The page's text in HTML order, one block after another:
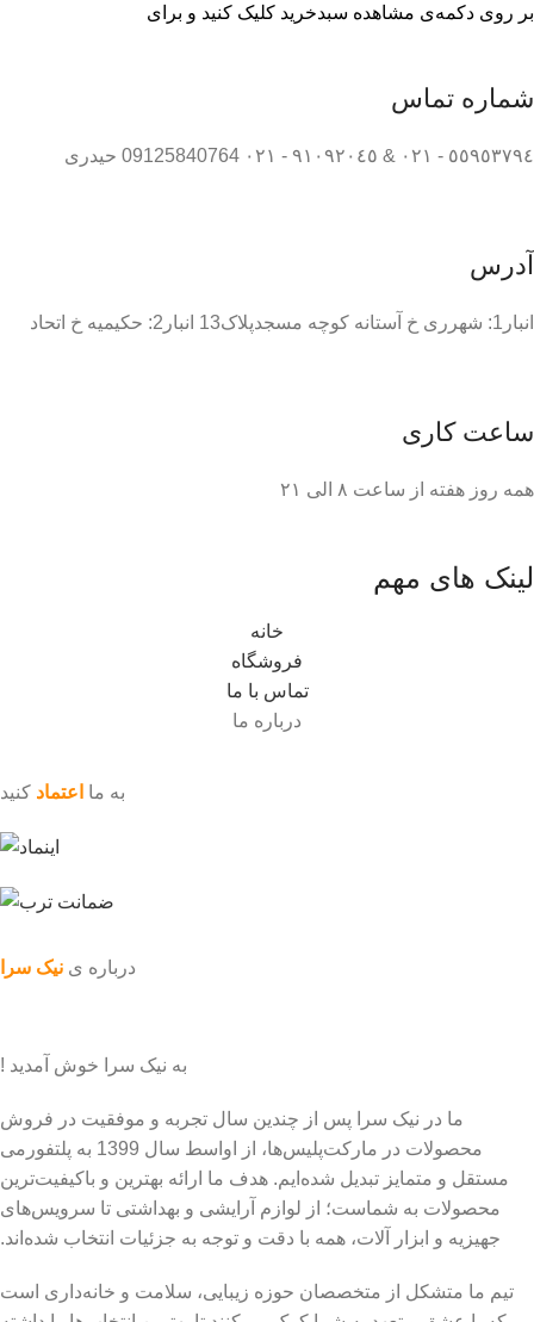
بر روی دکمه‌ی مشاهده سبدخرید کلیک کنید و برای
شماره تماس
٥٥٩٥٣٧٩٤ - ٠٢١ & ٩١٠٩٢٠٤٥ - ٠٢١ 09125840764 حیدری
آدرس
انبار1: شهرری خ آستانه کوچه مسجدپلاک13 انبار2: حکیمیه خ اتحاد
ساعت کاری
همه روز هفته از ساعت ٨ الی ۲۱
لینک های مهم
خانه
فروشگاه
تماس با ما
درباره ما
درباره ی نیک سرا
به نیک سرا خوش آمدید !
ما در نیک سرا پس از چندین سال تجربه و موفقیت در فروش
محصولات در مارکت‌پلیس‌ها، از اواسط سال 1399 به پلتفورمی
مستقل و متمایز تبدیل شده‌ایم. هدف ما ارائه بهترین و باکیفیت‌ترین
محصولات به شماست؛ از لوازم آرایشی و بهداشتی تا سرویس‌های
جهیزیه و ابزار آلات، همه با دقت و توجه به جزئیات انتخاب شده‌اند.
تیم ما متشکل از متخصصان حوزه زیبایی، سلامت و خانه‌داری است
به ما اعتماد کنید